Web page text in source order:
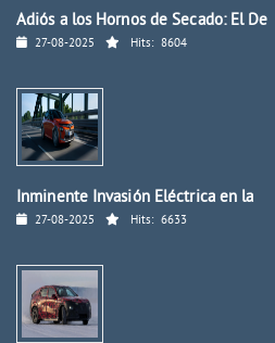
Adiós a los Hornos de Secado: El De
27-08-2025 Hits: 8604
Inminente Invasión Eléctrica en la
27-08-2025 Hits: 6633